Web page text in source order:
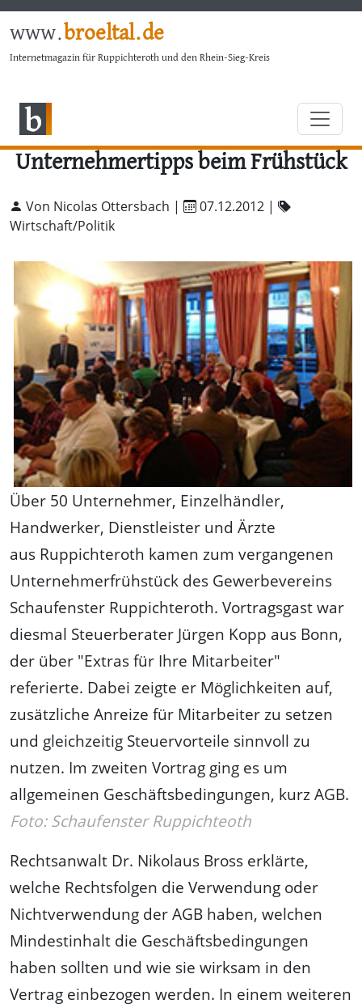
www.broeltal.de
Internetmagazin für Ruppichteroth und den Rhein-Sieg-Kreis
Unternehmertipps beim Frühstück
Von Nicolas Ottersbach | 07.12.2012 |
Wirtschaft/Politik
Über 50 Unternehmer, Einzelhändler,
Handwerker, Dienstleister und Ärzte
aus Ruppichteroth kamen zum vergangenen
Unternehmerfrühstück des Gewerbevereins
Schaufenster Ruppichteroth. Vortragsgast war
diesmal Steuerberater Jürgen Kopp aus Bonn,
der über "Extras für Ihre Mitarbeiter"
referierte. Dabei zeigte er Möglichkeiten auf,
zusätzliche Anreize für Mitarbeiter zu setzen
und gleichzeitig Steuervorteile sinnvoll zu
nutzen. Im zweiten Vortrag ging es um
allgemeinen Geschäftsbedingungen, kurz AGB.
Foto: Schaufenster Ruppichteoth
Rechtsanwalt Dr. Nikolaus Bross erklärte,
welche Rechtsfolgen die Verwendung oder
Nichtverwendung der AGB haben, welchen
Mindestinhalt die Geschäftsbedingungen
haben sollten und wie sie wirksam in den
Vertrag einbezogen werden. In einem weiteren